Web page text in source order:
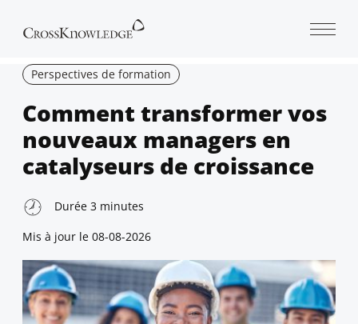
Perspectives de formation
Comment transformer vos
nouveaux managers en
catalyseurs de croissance
Durée 3 minutes
Mis à jour le 08-08-2026